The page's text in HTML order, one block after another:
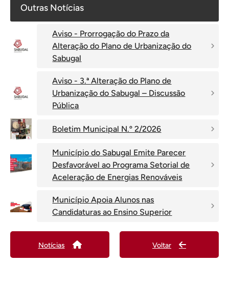
Outras Notícias
Aviso - Prorrogação do Prazo da
Alteração do Plano de Urbanização do
Sabugal
Aviso - 3.ª Alteração do Plano de
Urbanização do Sabugal – Discussão
Pública
Boletim Municipal N.º 2/2026
Município do Sabugal Emite Parecer
Desfavorável ao Programa Setorial de
Aceleração de Energias Renováveis
Município Apoia Alunos nas
Candidaturas ao Ensino Superior
Notícias Voltar